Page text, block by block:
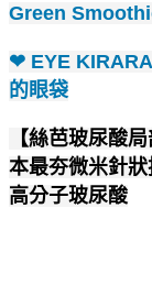
Green
❤ EYE
的眼袋
【絲芭玻尿酸
本最夯微米針
高分子玻尿酸